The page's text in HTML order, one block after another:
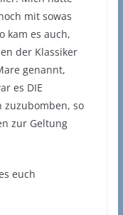
mit sowas
kam es auch,
der Klassiker
genannt,
es DIE
zuzubomben, so
zur Geltung
euch